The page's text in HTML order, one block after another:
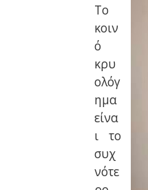
Το
κοιν
ό
κρυ
ολόγ
ημα
είνα
ι το
συχ
νότε